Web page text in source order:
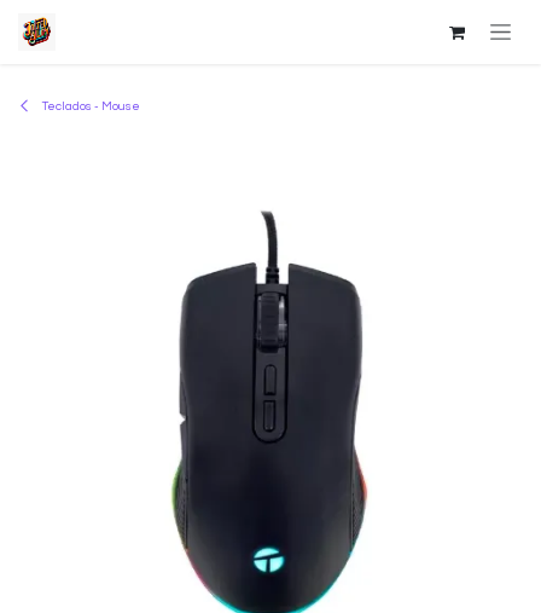
Teclados - Mouse